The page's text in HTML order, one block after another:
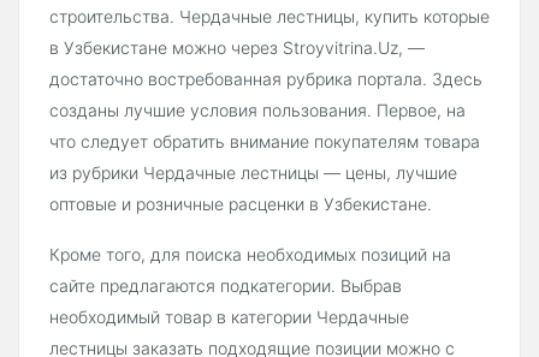
строительства. Чердачные лестницы, купить которые
в Узбекистане можно через Stroyvitrina.Uz, —
достаточно востребованная рубрика портала. Здесь
созданы лучшие условия пользования. Первое, на
что следует обратить внимание покупателям товара
из рубрики Чердачные лестницы — цены, лучшие
оптовые и розничные расценки в Узбекистане.
Кроме того, для поиска необходимых позиций на
сайте предлагаются подкатегории. Выбрав
необходимый товар в категории Чердачные
лестницы заказать подходящие позиции можно с